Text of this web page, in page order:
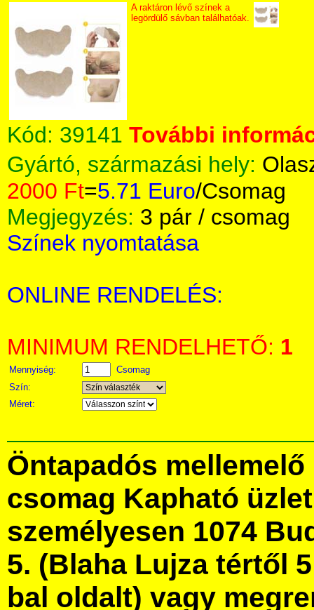
A raktáron lévő színek a
legördülő sávban találhatóak.
Kód: 39141 További
Gyártó, származási hely:
2000 Ft=5.71 Euro/Csomag
Megjegyzés: 3 pár / csomag
Színek nyomtatása
ONLINE RENDELÉS:
MINIMUM RENDELHETŐ: 1
Mennyiség:
Csomag
Szín:
Méret:
Öntapadós mellemelő
csomag Kapható
személyesen 1074
5. (Blaha Lujza tértől
bal oldalt) vagy